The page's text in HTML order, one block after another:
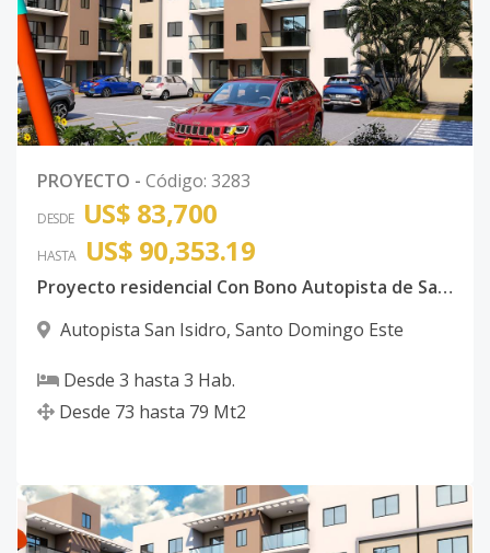
PROYECTO - Código: 3283
DESDE US$ 83,700
HASTA US$ 90,353.19
Proyecto residencial Con Bono Autopista de San Isidro
Autopista San Isidro, Santo Domingo Este
Desde 3 hasta 3 Hab.
Desde 73 hasta 79 Mt2